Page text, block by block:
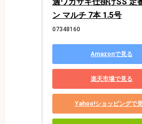
ン マルチ 7本 1.5号
07348160
Amazonで見る
楽天市場で見る
Yahoo!ショッピングで